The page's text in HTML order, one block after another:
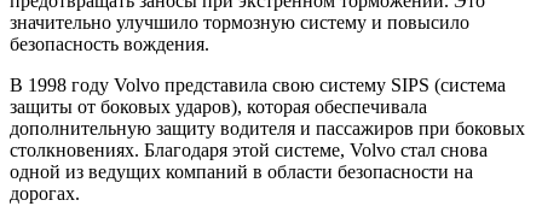
значительно улучшило тормозную систему и повысило
безопасность вождения.
В 1998 году Volvo представила свою систему SIPS (система
защиты от боковых ударов), которая обеспечивала
дополнительную защиту водителя и пассажиров при боковых
столкновениях. Благодаря этой системе, Volvo стал снова
одной из ведущих компаний в области безопасности на
дорогах.